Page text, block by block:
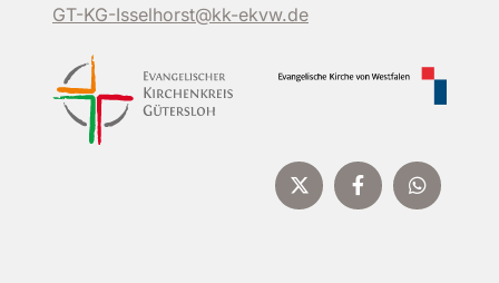
GT-KG-Isselhorst@kk-ekvw.de